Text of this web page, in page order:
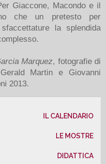
Giaccone, Macondo e il
che un pretesto per
la splendida
Marquez, fotografie di
Martin e Giovanni
2013.
IL CALENDARIO
LE MOSTRE
DIDATTICA